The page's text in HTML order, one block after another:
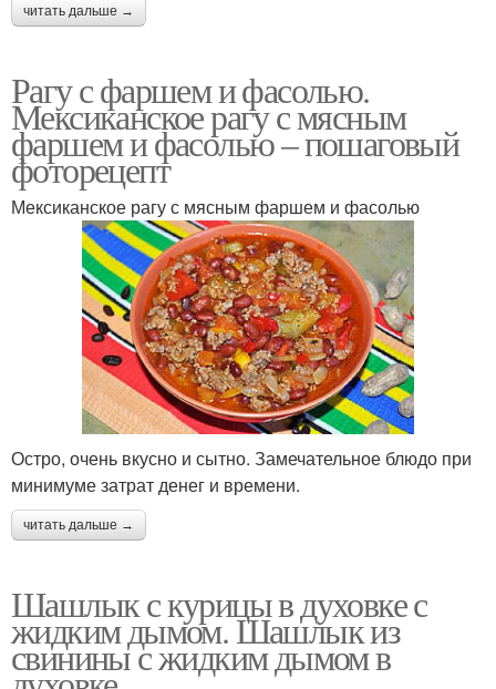
читать дальше →
Рагу с фаршем и фасолью.
Мексиканское рагу с мясным
фаршем и фасолью – пошаговый
фоторецепт
Мексиканское рагу с мясным фаршем и фасолью
Остро, очень вкусно и сытно. Замечательное блюдо при
минимуме затрат денег и времени.
читать дальше →
Шашлык с курицы в духовке с
жидким дымом. Шашлык из
свинины с жидким дымом в